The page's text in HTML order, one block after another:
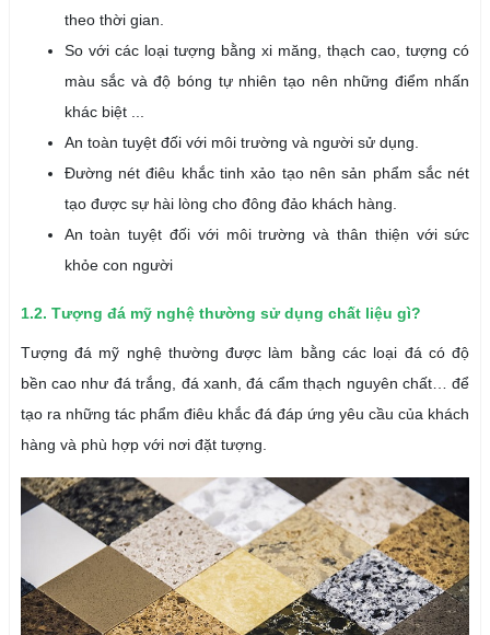
theo thời gian.
So với các loại tượng bằng xi măng, thạch cao, tượng có
màu sắc và độ bóng tự nhiên tạo nên những điểm nhấn
khác biệt ...
An toàn tuyệt đối với môi trường và người sử dụng.
Đường nét điêu khắc tinh xảo tạo nên sản phẩm sắc nét
tạo được sự hài lòng cho đông đảo khách hàng.
An toàn tuyệt đối với môi trường và thân thiện với sức
khỏe con người
1.2. Tượng đá mỹ nghệ thường sử dụng chất liệu gì?
Tượng đá mỹ nghệ thường được làm bằng các loại đá có độ
bền cao như đá trắng, đá xanh, đá cẩm thạch nguyên chất… để
tạo ra những tác phẩm điêu khắc đá đáp ứng yêu cầu của khách
hàng và phù hợp với nơi đặt tượng.